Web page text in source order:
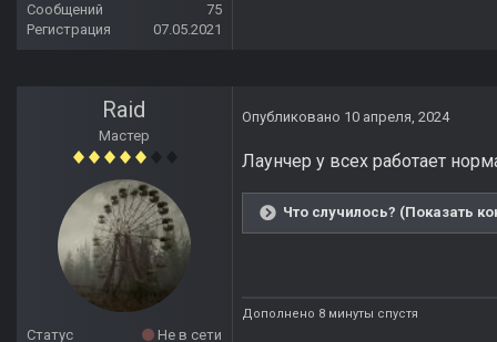
Сообщений
75
Регистрация
07.05.2021
Raid
Мастер
Статус
Не в сети
Опубликовано 10 апреля, 2024
Лаунчер у всех работает
Что случилось? (Показать
Дополнено 8 минуты спустя